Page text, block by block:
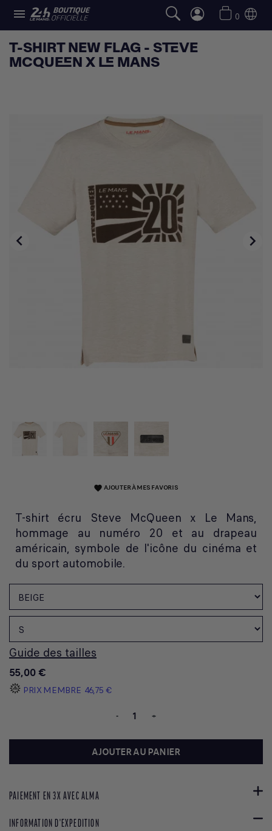
 0
T-SHIRT NEW FLAG - STEVE
MCQUEEN X LE MANS
 
favorite AJOUTER À MES FAVORIS
T-shirt écru Steve McQueen x Le Mans,
hommage au numéro 20 et au drapeau
américain, symbole de l'icône du cinéma et
du sport automobile.
Guide des tailles
55,00 €
PRIX MEMBRE 46,75 €
- +
AJOUTER AU PANIER
PAIEMENT EN 3X AVEC ALMA
INFORMATION D'EXPEDITION